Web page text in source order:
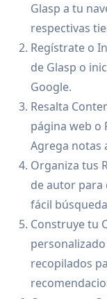
Glasp a tu
respectivas
Regístrate o
de Glasp o
Google.
Resalta
página web o
Agrega notas
Organiza tus
de autor para
fácil
Construye tu
recopilados